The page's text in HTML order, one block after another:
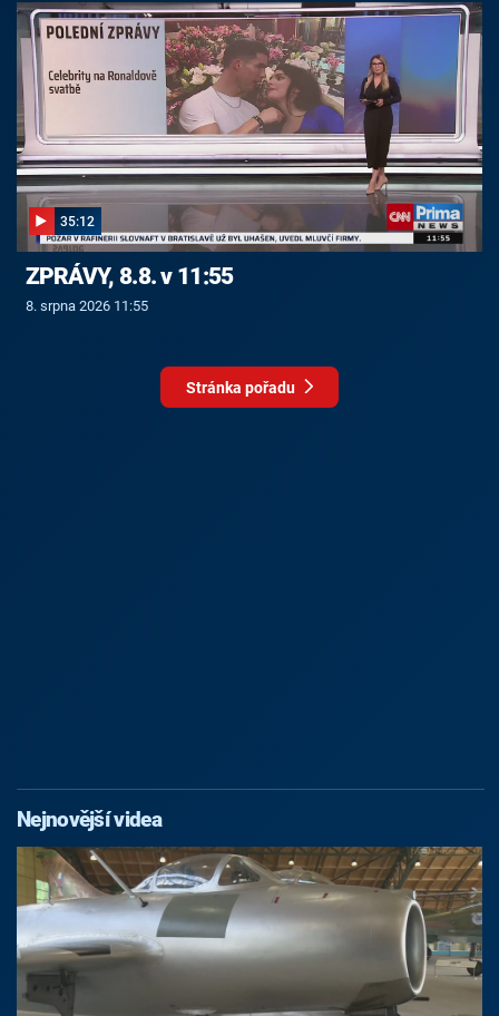
35:12
ZPRÁVY, 8.8. v 11:55
8. srpna 2026 11:55
Stránka pořadu
Nejnovější videa